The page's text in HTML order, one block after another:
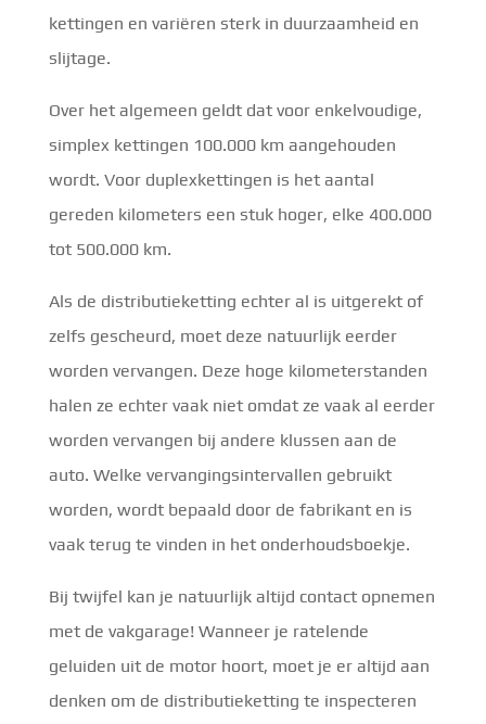
kettingen en variëren sterk in duurzaamheid en
slijtage.
Over het algemeen geldt dat voor enkelvoudige,
simplex kettingen 100.000 km aangehouden
wordt. Voor duplexkettingen is het aantal
gereden kilometers een stuk hoger, elke 400.000
tot 500.000 km.
Als de distributieketting echter al is uitgerekt of
zelfs gescheurd, moet deze natuurlijk eerder
worden vervangen. Deze hoge kilometerstanden
halen ze echter vaak niet omdat ze vaak al eerder
worden vervangen bij andere klussen aan de
auto. Welke vervangingsintervallen gebruikt
worden, wordt bepaald door de fabrikant en is
vaak terug te vinden in het onderhoudsboekje.
Bij twijfel kan je natuurlijk altijd contact opnemen
met de vakgarage! Wanneer je ratelende
geluiden uit de motor hoort, moet je er altijd aan
denken om de distributieketting te inspecteren